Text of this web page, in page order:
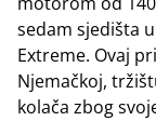
sedam sjedišta
Extreme. Ovaj
Njemačkoj,
kolača zbog